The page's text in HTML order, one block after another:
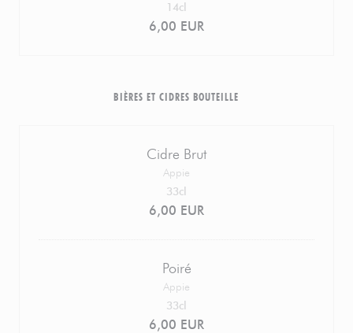
6,00 EUR
14cl
BIÈRES ET CIDRES BOUTEILLE
Cidre Brut
Appie
6,00 EUR
33cl
Poiré
Appie
6,00 EUR
33cl